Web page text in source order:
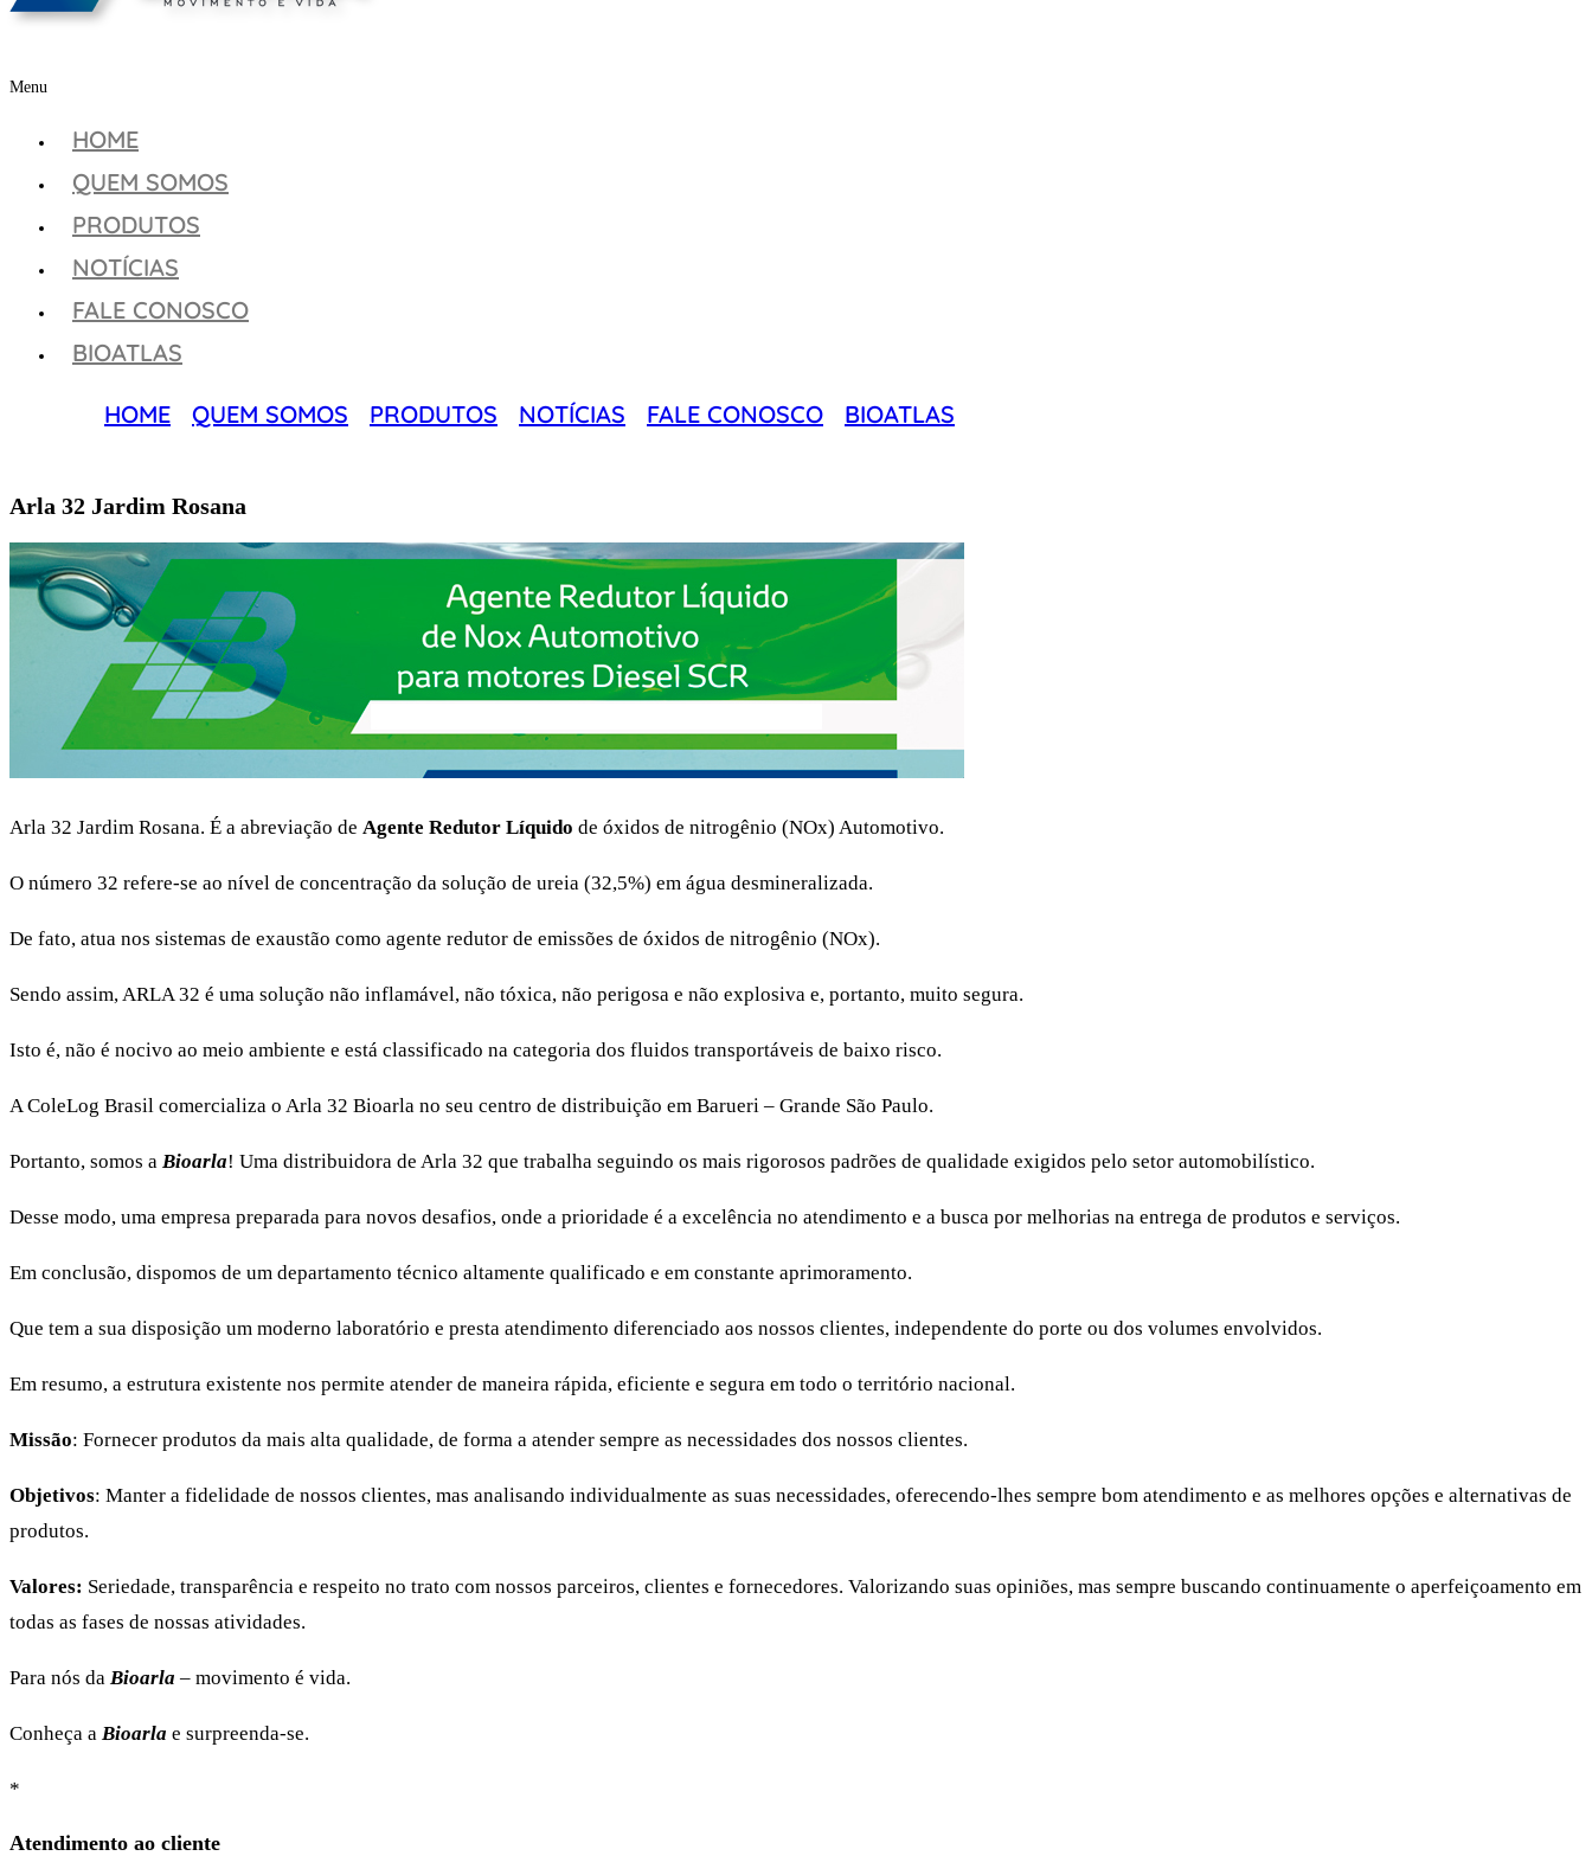
Menu
HOME
QUEM SOMOS
PRODUTOS
NOTÍCIAS
FALE CONOSCO
BIOATLAS
HOME QUEM SOMOS PRODUTOS NOTÍCIAS FALE CONOSCO BIOATLAS
Arla 32 Jardim Rosana
Arla 32 Jardim Rosana. É a abreviação de Agente Redutor Líquido de óxidos de nitrogênio (NOx) Automotivo.
O número 32 refere-se ao nível de concentração da solução de ureia (32,5%) em água desmineralizada.
De fato, atua nos sistemas de exaustão como agente redutor de emissões de óxidos de nitrogênio (NOx).
Sendo assim, ARLA 32 é uma solução não inflamável, não tóxica, não perigosa e não explosiva e, portanto, muito segura.
Isto é, não é nocivo ao meio ambiente e está classificado na categoria dos fluidos transportáveis de baixo risco.
A ColeLog Brasil comercializa o Arla 32 Bioarla no seu centro de distribuição em Barueri – Grande São Paulo.
Portanto, somos a Bioarla! Uma distribuidora de Arla 32 que trabalha seguindo os mais rigorosos padrões de qualidade exigidos pelo setor automobilístico.
Desse modo, uma empresa preparada para novos desafios, onde a prioridade é a excelência no atendimento e a busca por melhorias na entrega de produtos e serviços.
Em conclusão, dispomos de um departamento técnico altamente qualificado e em constante aprimoramento.
Que tem a sua disposição um moderno laboratório e presta atendimento diferenciado aos nossos clientes, independente do porte ou dos volumes envolvidos.
Em resumo, a estrutura existente nos permite atender de maneira rápida, eficiente e segura em todo o território nacional.
Missão: Fornecer produtos da mais alta qualidade, de forma a atender sempre as necessidades dos nossos clientes.
Objetivos: Manter a fidelidade de nossos clientes, mas analisando individualmente as suas necessidades, oferecendo-lhes sempre bom atendimento e as melhores opções e alternativas de
produtos.
Valores: Seriedade, transparência e respeito no trato com nossos parceiros, clientes e fornecedores. Valorizando suas opiniões, mas sempre buscando continuamente o aperfeiçoamento em
todas as fases de nossas atividades.
Para nós da Bioarla – movimento é vida.
Conheça a Bioarla e surpreenda-se.
*
Atendimento ao cliente